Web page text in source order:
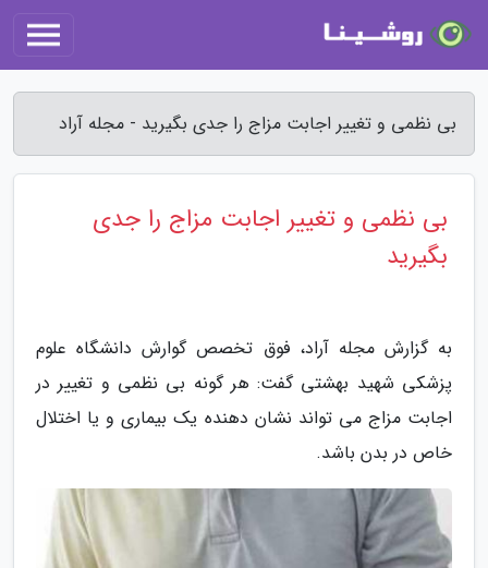
بی نظمی و تغییر اجابت مزاج را جدی بگیرید - مجله آراد
بی نظمی و تغییر اجابت مزاج را جدی
بگیرید
به گزارش مجله آراد، فوق تخصص گوارش دانشگاه علوم
پزشکی شهید بهشتی گفت: هر گونه بی نظمی و تغییر در
اجابت مزاج می تواند نشان دهنده یک بیماری و یا اختلال
خاص در بدن باشد.